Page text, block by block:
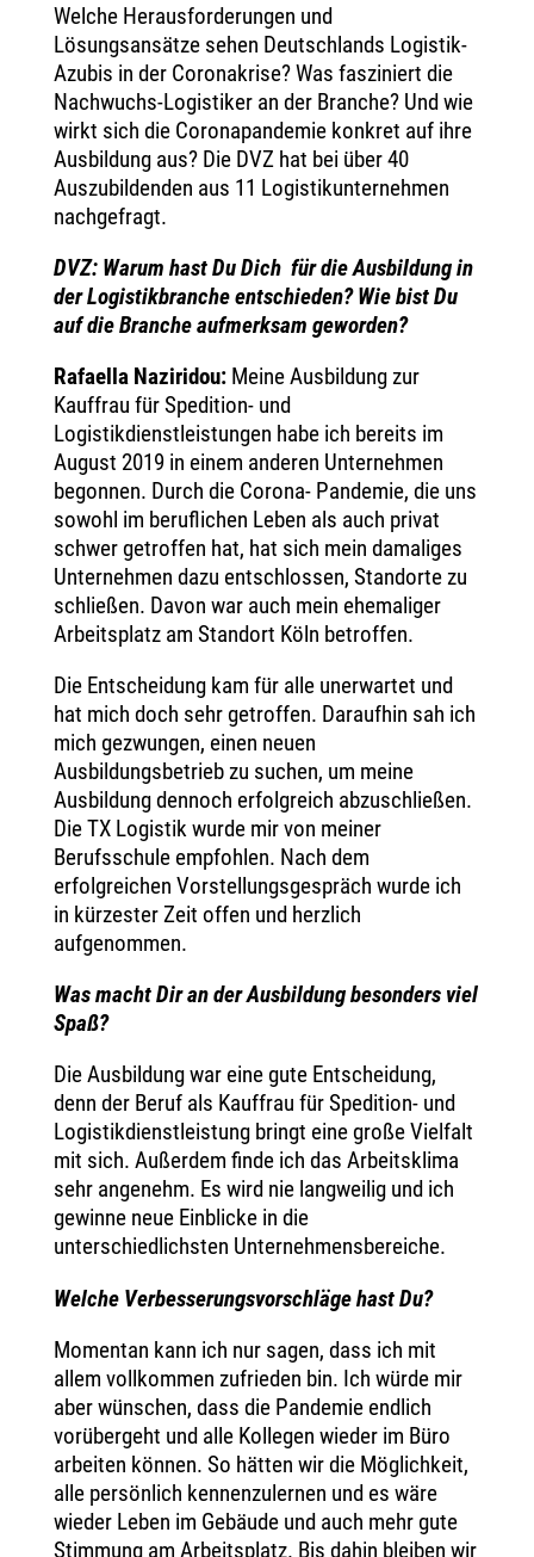
Welche Herausforderungen und
Lösungsansätze sehen Deutschlands Logistik-
Azubis in der Coronakrise? Was fasziniert die
Nachwuchs-Logistiker an der Branche? Und wie
wirkt sich die Coronapandemie konkret auf ihre
Ausbildung aus? Die DVZ hat bei über 40
Auszubildenden aus 11 Logistikunternehmen
nachgefragt.
DVZ: Warum hast Du Dich für die Ausbildung in
der Logistikbranche entschieden? Wie bist Du
auf die Branche aufmerksam geworden?
Rafaella Naziridou: Meine Ausbildung zur
Kauffrau für Spedition- und
Logistikdienstleistungen habe ich bereits im
August 2019 in einem anderen Unternehmen
begonnen. Durch die Corona- Pandemie, die uns
sowohl im beruflichen Leben als auch privat
schwer getroffen hat, hat sich mein damaliges
Unternehmen dazu entschlossen, Standorte zu
schließen. Davon war auch mein ehemaliger
Arbeitsplatz am Standort Köln betroffen.
Die Entscheidung kam für alle unerwartet und
hat mich doch sehr getroffen. Daraufhin sah ich
mich gezwungen, einen neuen
Ausbildungsbetrieb zu suchen, um meine
Ausbildung dennoch erfolgreich abzuschließen.
Die TX Logistik wurde mir von meiner
Berufsschule empfohlen. Nach dem
erfolgreichen Vorstellungsgespräch wurde ich
in kürzester Zeit offen und herzlich
aufgenommen.
Was macht Dir an der Ausbildung besonders viel
Spaß?
Die Ausbildung war eine gute Entscheidung,
denn der Beruf als Kauffrau für Spedition- und
Logistikdienstleistung bringt eine große Vielfalt
mit sich. Außerdem finde ich das Arbeitsklima
sehr angenehm. Es wird nie langweilig und ich
gewinne neue Einblicke in die
unterschiedlichsten Unternehmensbereiche.
Welche Verbesserungsvorschläge hast Du?
Momentan kann ich nur sagen, dass ich mit
allem vollkommen zufrieden bin. Ich würde mir
aber wünschen, dass die Pandemie endlich
vorübergeht und alle Kollegen wieder im Büro
arbeiten können. So hätten wir die Möglichkeit,
alle persönlich kennenzulernen und es wäre
wieder Leben im Gebäude und auch mehr gute
Stimmung am Arbeitsplatz. Bis dahin bleiben wir